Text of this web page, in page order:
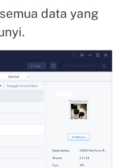
data yang